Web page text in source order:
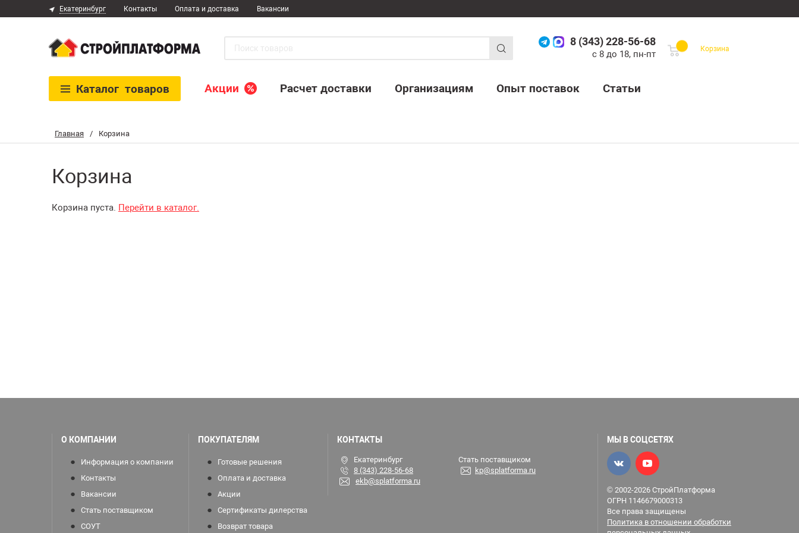
Главная / Корзина
Корзина
Корзина пуста. Перейти в каталог.
Екатеринбург Контакты Оплата и доставка Вакансии
8 (343) 228-56-68
с 8 до 18, пн-пт
Корзина
Каталог товаров Акции Расчет доставки Организациям Опыт поставок Статьи
О КОМПАНИИ
Информация о компании
Контакты
Вакансии
Стать поставщиком
СОУТ
ПОКУПАТЕЛЯМ
Готовые решения
Оплата и доставка
Акции
Сертификаты дилерства
Возврат товара
КОНТАКТЫ
Екатеринбург
8 (343) 228-56-68
ekb@splatforma.ru
Стать поставщиком
kp@splatforma.ru
МЫ В СОЦСЕТЯХ
© 2002-2026 СтройПлатформа
ОГРН 1146679000313
Все права защищены
Политика в отношении обработки